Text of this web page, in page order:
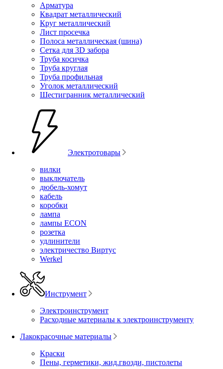
Арматура
Квадрат металлический
Круг металлический
Лист просечка
Полоса металлическая (шина)
Сетка для 3D забора
Труба косичка
Труба круглая
Труба профильная
Уголок металлический
Шестигранник металлический
Электротовары
вилки
выключатель
дюбель-хомут
кабель
коробки
лампа
лампы ECON
розетка
удлинители
электричество Виртус
Werkel
Инструмент
Электроинструмент
Расходные материалы к электроинструменту
Лакокрасочные материалы
Краски
Пены, герметики, жид.гвозди, пистолеты